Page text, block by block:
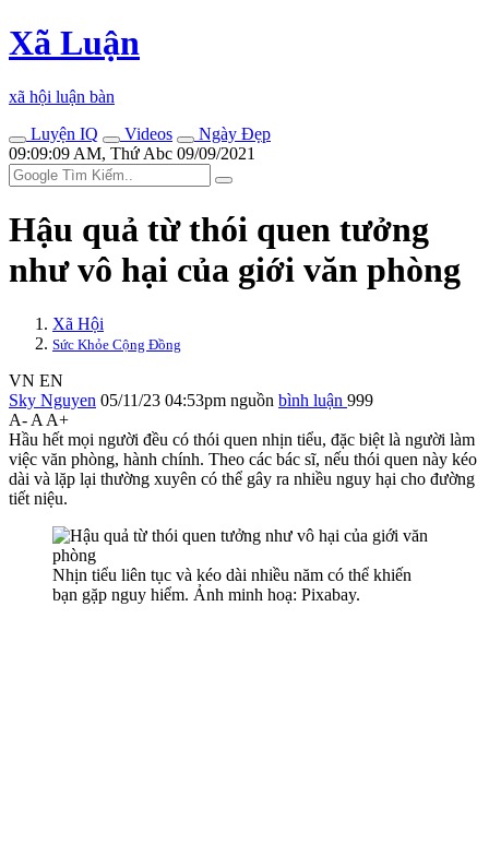
Xã Luận
xã hội luận bàn
Luyện IQ
Videos
Ngày Đẹp
09:09:09 AM, Thứ Abc 09/09/2021
Hậu quả từ thói quen tưởng
như vô hại của giới văn phòng
Xã Hội
Sức Khỏe Cộng Đồng
VN EN
Sky Nguyen 05/11/23 04:53pm nguồn bình luận 999
A- A A+
Hầu hết mọi người đều có thói quen nhịn tiểu, đặc biệt là người làm
việc văn phòng, hành chính. Theo các bác sĩ, nếu thói quen này kéo
dài và lặp lại thường xuyên có thể gây ra nhiều nguy hại cho đường
tiết niệu.
Nhịn tiểu liên tục và kéo dài nhiều năm có thể khiến
bạn gặp nguy hiểm. Ảnh minh hoạ: Pixabay.